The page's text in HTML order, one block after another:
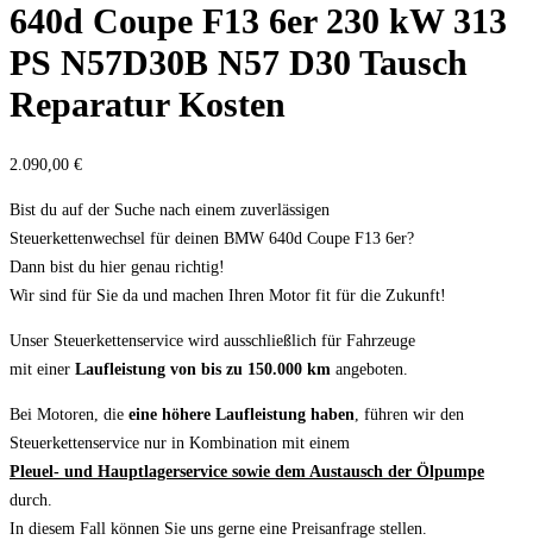
640d Coupe F13 6er 230 kW 313
PS N57D30B N57 D30 Tausch
Reparatur Kosten
2.090,00 €
Bist du auf der Suche nach einem zuverlässigen
Steuerkettenwechsel für deinen BMW 640d Coupe F13 6er?
Dann bist du hier genau richtig!
Wir sind für Sie da und machen Ihren Motor fit für die Zukunft!
Unser Steuerkettenservice wird ausschließlich für Fahrzeuge
mit einer Laufleistung von bis zu 150.000 km angeboten.
Bei Motoren, die eine höhere Laufleistung haben, führen wir den
Steuerkettenservice nur in Kombination mit einem
Pleuel- und Hauptlagerservice sowie dem Austausch der Ölpumpe
durch.
In diesem Fall können Sie uns gerne eine Preisanfrage stellen.